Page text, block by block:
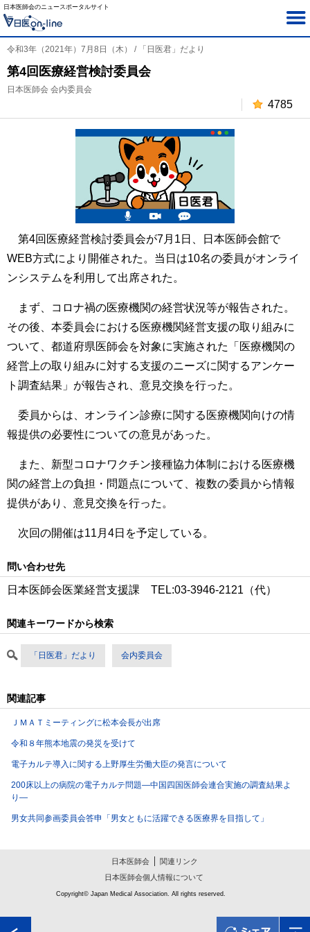
日本医師会のニュースポータルサイト
令和3年（2021年）7月8日（木） / 「日医君」だより
第4回医療経営検討委員会
日本医師会 会内委員会
4785
第4回医療経営検討委員会が7月1日、日本医師会館で
WEB方式により開催された。当日は10名の委員がオンライ
ンシステムを利用して出席された。
まず、コロナ禍の医療機関の経営状況等が報告された。
その後、本委員会における医療機関経営支援の取り組みに
ついて、都道府県医師会を対象に実施された「医療機関の
経営上の取り組みに対する支援のニーズに関するアンケー
ト調査結果」が報告され、意見交換を行った。
委員からは、オンライン診療に関する医療機関向けの情
報提供の必要性についての意見があった。
また、新型コロナワクチン接種協力体制における医療機
関の経営上の負担・問題点について、複数の委員から情報
提供があり、意見交換を行った。
次回の開催は11月4日を予定している。
問い合わせ先
日本医師会医業経営支援課 TEL:03-3946-2121（代）
関連キーワードから検索
「日医君」だより 会内委員会
関連記事
ＪＭＡＴミーティングに松本会長が出席
令和８年熊本地震の発災を受けて
電子カルテ導入に関する上野厚生労働大臣の発言について
200床以上の病院の電子カルテ問題―中国四国医師会連合実施の調査結果よ
り―
男女共同参画委員会答申「男女ともに活躍できる医療界を目指して」
日本医師会
関連リンク
日本医師会個人情報について
Copyright© Japan Medical Association. All rights reserved.